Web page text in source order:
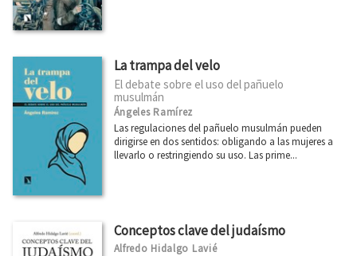
La trampa del velo
El debate sobre el uso del pañuelo
musulmán
Ángeles Ramírez
Las regulaciones del pañuelo musulmán pueden
dirigirse en dos sentidos: obligando a las mujeres a
llevarlo o restringiendo su uso. Las prime...
Conceptos clave del judaísmo
Alfredo Hidalgo Lavié